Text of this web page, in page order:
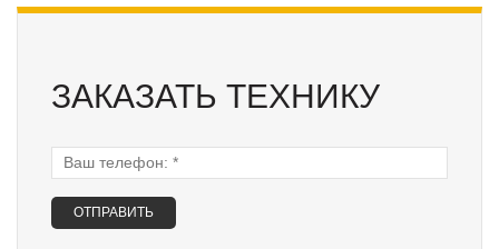
ЗАКАЗАТЬ ТЕХНИКУ
Ваш телефон: